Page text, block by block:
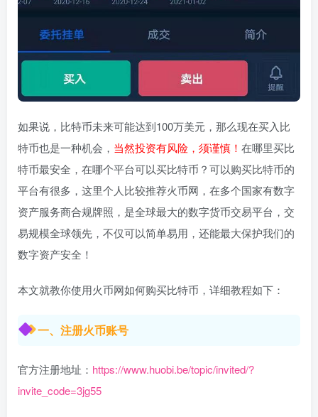
如果说，比特币未来可能达到100万美元，那么现在买入比
特币也是一种机会， 当然投资有风险，须谨慎！ 在哪里买比
特币最安全，在哪个平台可以买比特币？可以购买比特币的
平台有很多，这里个人比较推荐火币网，在多个国家有数字
资产服务商合规牌照，是全球最大的数字货币交易平台，交
易规模全球领先，不仅可以简单易用，还能最大保护我们的
数字资产安全！
本文就教你使用火币网如何购买比特币，详细教程如下：
一、注册火币账号
官方注册地址： https://www.huobi.be/topic/invited/?
invite_code=3jg55